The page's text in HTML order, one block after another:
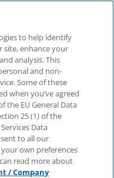
to help identify
site, enhance your
analysis. This
and non-
Some of these
when you’ve agreed
the EU General Data
25 (1) of the
Data
to all our
own preferences
read more about
/ Company